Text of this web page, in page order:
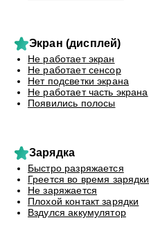
Экран (дисплей)
Не работает экран
Не работает сенсор
Нет подсветки экрана
Не работает часть экрана
Появились полосы
Зарядка
Быстро разряжается
Греется во время зарядки
Не заряжается
Плохой контакт зарядки
Вздулся аккумулятор